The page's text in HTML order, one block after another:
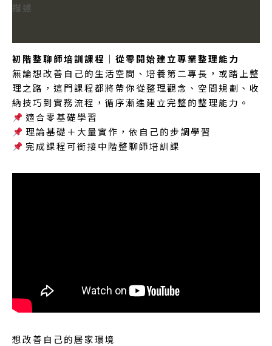
描述
初階整聊師培訓課程｜從零開始建立專業整理能力
無論想改善自己的生活空間、培養第二專長，或踏上整
理之路，這門課程都將帶你從整理觀念、空間規劃、收
納技巧到實務流程，循序漸進建立完整的整理能力。
適合零基礎學習
理論基礎＋大量實作，依自己的步調學習
完成課程可銜接中階整聊師培訓課
想改善自己的居家環境